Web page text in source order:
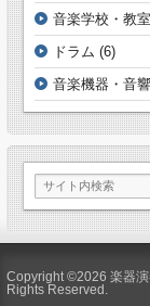
音楽学校・教室
ドラム (6)
音楽機器・音
Copyright ©2026 楽器
Rights Reserved.